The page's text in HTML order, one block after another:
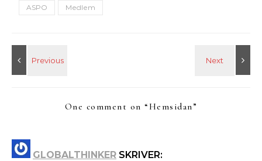
ASPO Medlem
One comment on “ Hemsidan”
GLOBALTHINKER SKRIVER: